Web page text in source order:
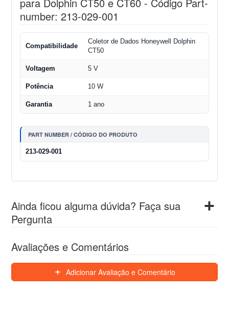
number: 213-029-001
Compatibilidade
Coletor de Dados Honeywell Dolphin
CT50
Voltagem 5 V
Potência 10 W
Garantia 1 ano
PART NUMBER / CÓDIGO DO PRODUTO
213-029-001
Ainda ficou alguma dúvida? Faça sua
Pergunta
Avaliações e Comentários
Adicionar Avaliação e Comentário